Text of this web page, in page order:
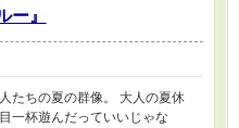
ー』
たちの夏の群像。 大人の夏休
一杯遊んだっていいじゃな